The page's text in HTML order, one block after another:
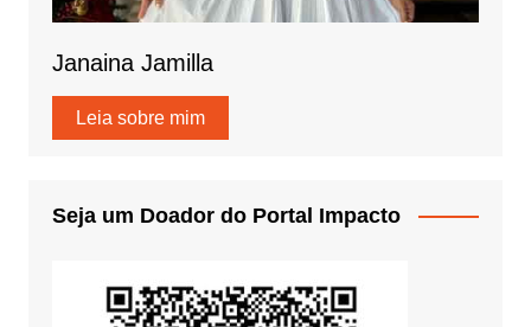
Janaina Jamilla
Leia sobre mim
Seja um Doador do Portal Impacto